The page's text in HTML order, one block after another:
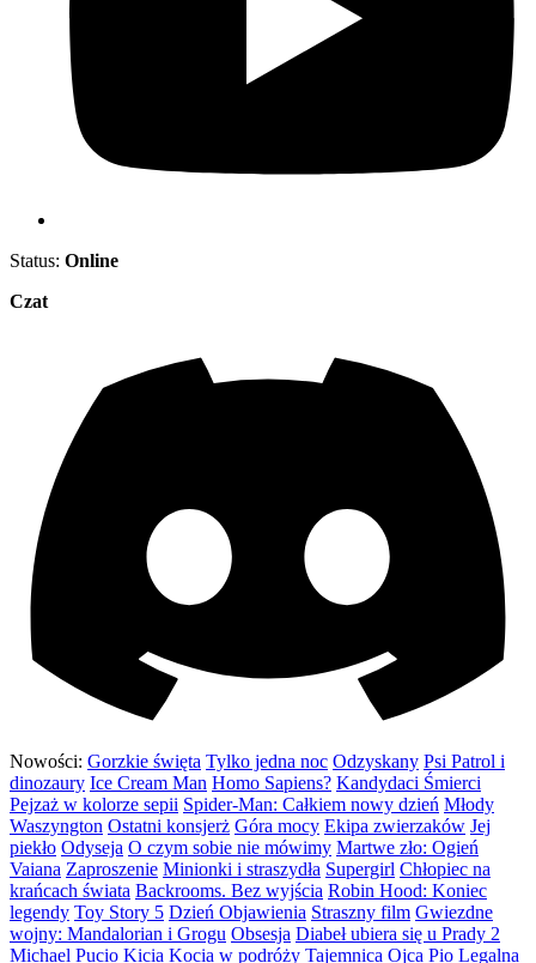
Status: Online
Czat
Nowości: Gorzkie święta Tylko jedna noc Odzyskany Psi Patrol i
dinozaury Ice Cream Man Homo Sapiens? Kandydaci Śmierci
Pejzaż w kolorze sepii Spider-Man: Całkiem nowy dzień Młody
Waszyngton Ostatni konsjerż Góra mocy Ekipa zwierzaków Jej
piekło Odyseja O czym sobie nie mówimy Martwe zło: Ogień
Vaiana Zaproszenie Minionki i straszydła Supergirl Chłopiec na
krańcach świata Backrooms. Bez wyjścia Robin Hood: Koniec
legendy Toy Story 5 Dzień Objawienia Straszny film Gwiezdne
wojny: Mandalorian i Grogu Obsesja Diabeł ubiera się u Prady 2
Michael Pucio Kicia Kocia w podróży Tajemnica Ojca Pio Legalna